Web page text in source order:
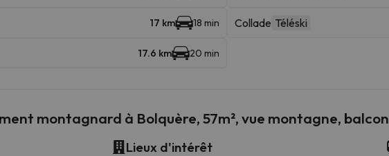
17 km 18 min Collade Téléski
17.6 km 20 min
montagnard à Bolquère, 57m², vue montagne, balcon
Lieux d'intérêt